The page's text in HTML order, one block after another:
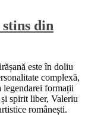
din
este în doliu
complexă,
legendarei formații
spirit liber, Valeriu
românești.